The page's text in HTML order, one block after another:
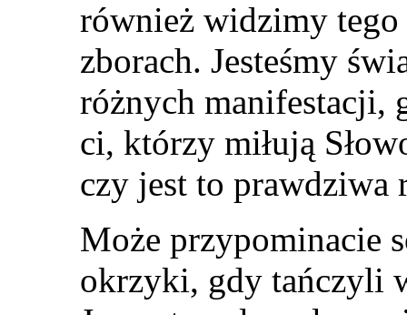
również widzimy
zborach. Jesteśmy
różnych manifestacji,
ci, którzy miłują
czy jest to prawdziwa
Może przypominacie
okrzyki, gdy tańczyli